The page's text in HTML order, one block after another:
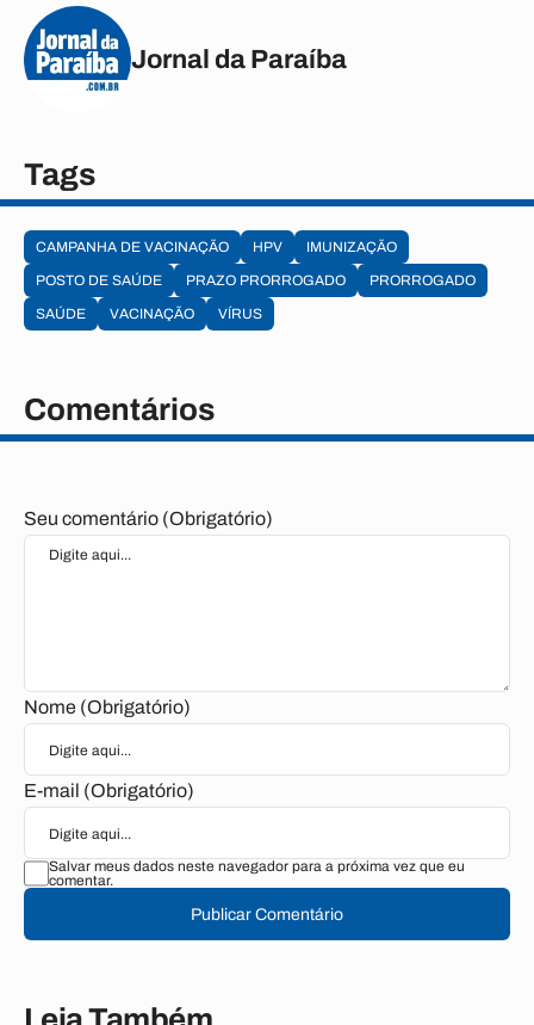
Jornal da Paraíba
Tags
CAMPANHA DE VACINAÇÃO HPV
IMUNIZAÇÃO
POSTO DE SAÚDE
PRAZO PRORROGADO
PRORROGADO
SAÚDE
VACINAÇÃO VÍRUS
Comentários
Seu comentário (Obrigatório)
Nome (Obrigatório)
E-mail (Obrigatório)
Salvar meus dados neste navegador para a próxima vez que eu
comentar.
Publicar Comentário